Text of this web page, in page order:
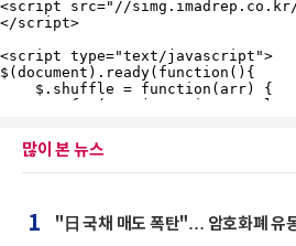
많이 본 뉴스
1 "日 국채 매도 폭탄"… 암호화폐 유